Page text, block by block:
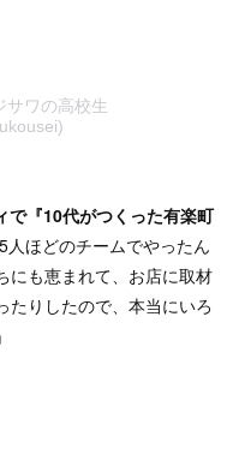
サワの高校生
で『10代がつくった有楽町
5人ほどのチームでやったん
にも恵まれて、お店に取材
たりしたので、本当にいろ